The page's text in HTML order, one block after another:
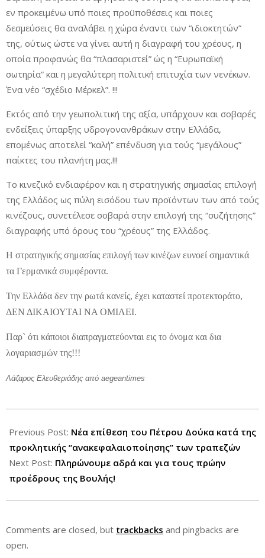
εν προκειμένω υπό ποιες προϋποθέσεις και ποιες
δεσμεύσεις θα αναλάβει η χώρα έναντι των “ιδιοκτητών”
της, ούτως ώστε να γίνει αυτή η διαγραφή του χρέους, η
οποία προφανώς θα “πλασαριστεί” ώς η “Ευρωπαϊκή
σωτηρία” και η μεγαλύτερη πολιτική επιτυχία των νενέκων.
Ένα νέο “σχέδιο Μέρκελ”. !!!
Εκτός από την γεωπολιτική της αξία, υπάρχουν και σοβαρές
ενδείξεις ύπαρξης υδρογονανθράκων στην Ελλάδα,
επομένως αποτελεί “καλή” επένδυση για τούς “μεγάλους”
παίκτες του πλανήτη μας.!!!
Το κινεζικό ενδιαφέρον και η στρατηγικής σημασίας επιλογή
της Ελλάδος ως πύλη εισόδου των προϊόντων των από τούς
κινέζους, συνετέλεσε σοβαρά στην επιλογή της “συζήτησης”
διαγραφής υπό όρους του “χρέους” της Ελλάδος.
Η στρατηγικής σημασίας επιλογή των κινέζων ευνοεί σημαντικά
τα Γερμανικά συμφέροντα.
Την Ελλάδα δεν την ρωτά κανείς, έχει καταστεί προτεκτοράτο,
ΔΕΝ ΔΙΚΑΙΟΥΤΑΙ ΝΑ ΟΜΙΛΕΙ.
Παρ` ότι κάποιοι διαπραγματεύονται εις το όνομα και δια
λογαριασμών της!!!
Λάζαρος Ελευθεριάδης από aegeantimes
11-
17
Previous Post: Νέα επίθεση του Πέτρου Δούκα κατά της
προκλητικής “ανακεφαλαιοποίησης” των τραπεζών
Next Post: Πληρώνουμε αδρά και για τους πρώην
προέδρους της Βουλής!
Comments are closed, but trackbacks and pingbacks are
open.